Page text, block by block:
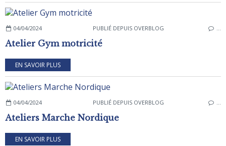
04/04/2024 PUBLIÉ DEPUIS OVERBLOG …
Atelier Gym motricité
EN SAVOIR PLUS
04/04/2024 PUBLIÉ DEPUIS OVERBLOG …
Ateliers Marche Nordique
EN SAVOIR PLUS